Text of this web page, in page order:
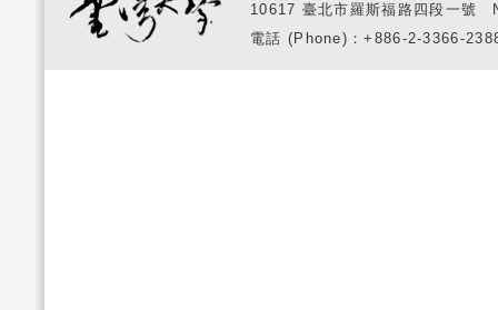
10617 臺北市羅斯福路四段一
電話 (Phone)：+886-2-3366-